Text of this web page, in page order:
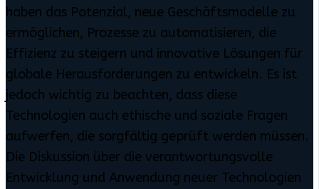
haben das Potenzial, neue Geschäftsmodelle zu
ermöglichen, Prozesse zu automatisieren, die
Effizienz zu steigern und innovative Lösungen für
globale Herausforderungen zu entwickeln. Es ist
jedoch wichtig zu beachten, dass diese
Technologien auch ethische und soziale Fragen
aufwerfen, die sorgfältig geprüft werden müssen.
Die Diskussion über die verantwortungsvolle
Entwicklung und Anwendung neuer Technologien